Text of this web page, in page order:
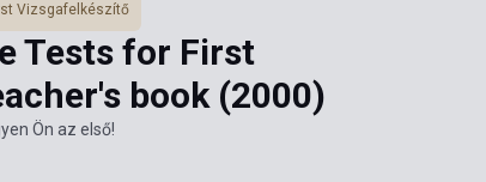
Vizsgafelkészítő
Tests for First
book (2000)
Ön az első!